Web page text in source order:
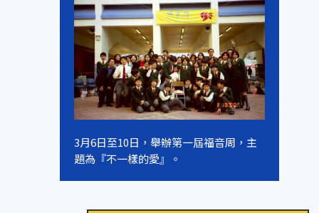
3月6日至10日，舉辦第一屆福音周，主
題為『不一樣的愛』。